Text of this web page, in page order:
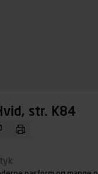
str. K84